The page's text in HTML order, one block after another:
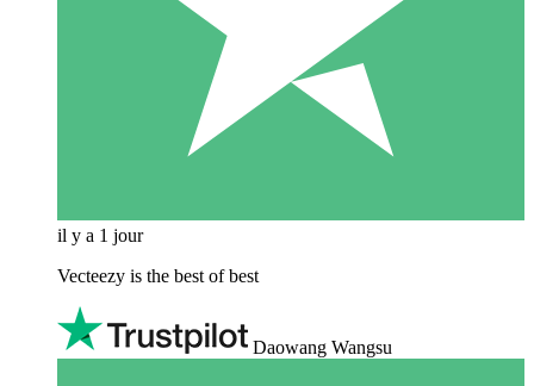
il y a 1 jour
Vecteezy is the best of best
Daowang Wangsu